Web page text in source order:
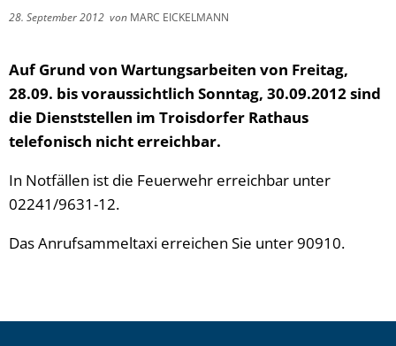
28. September 2012 von MARC EICKELMANN
Auf Grund von Wartungsarbeiten von Freitag,
28.09. bis voraussichtlich Sonntag, 30.09.2012 sind
die Dienststellen im Troisdorfer Rathaus
telefonisch nicht erreichbar.
In Notfällen ist die Feuerwehr erreichbar unter
02241/9631-12.
Das Anrufsammeltaxi erreichen Sie unter 90910.